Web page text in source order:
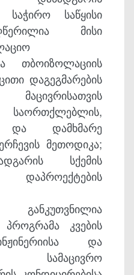
საჭირო საწყისი
მისი
თბოიზოლაციის
დაგეგმარების
და დამხმარე
მეთოდიკა;
სქემის
კვების
და
სამაცივრო